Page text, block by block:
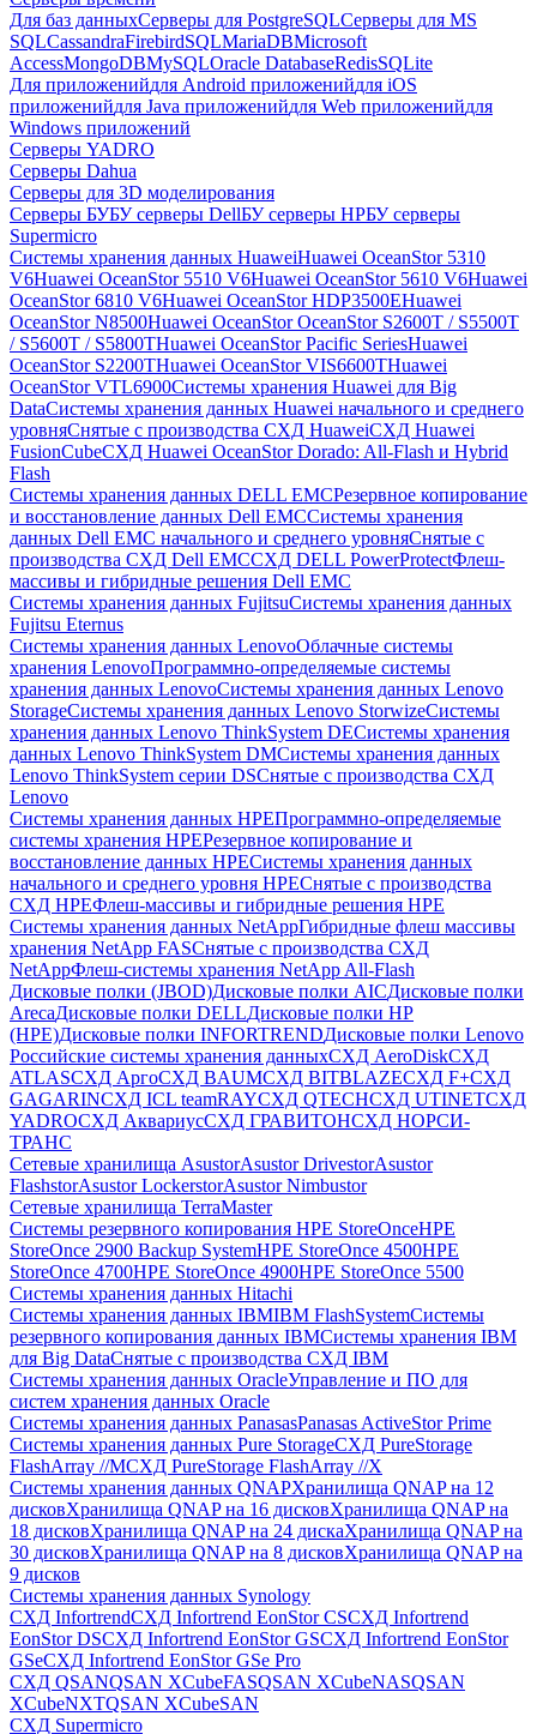
Для баз данныхСерверы для PostgreSQLСерверы для MS
SQLCassandraFirebirdSQLMariaDBMicrosoft
AccessMongoDBMySQLOracle DatabaseRedisSQLite
Для приложенийдля Android приложенийдля iOS
приложенийдля Java приложенийдля Web приложенийдля
Windows приложений
Серверы YADRO
Серверы Dahua
Серверы для 3D моделирования
Серверы БУБУ серверы DellБУ серверы HPБУ серверы
Supermicro
Системы хранения данных HuaweiHuawei OceanStor 5310
V6Huawei OceanStor 5510 V6Huawei OceanStor 5610 V6Huawei
OceanStor 6810 V6Huawei OceanStor HDP3500EHuawei
OceanStor N8500Huawei OceanStor OceanStor S2600T / S5500T
/ S5600T / S5800THuawei OceanStor Pacific SeriesHuawei
OceanStor S2200THuawei OceanStor VIS6600THuawei
OceanStor VTL6900Системы хранения Huawei для Big
DataСистемы хранения данных Huawei начального и среднего
уровняСнятые с производства СХД HuaweiСХД Huawei
FusionCubeСХД Huawei OceanStor Dorado: All-Flash и Hybrid
Flash
Системы хранения данных DELL EMCРезервное копирование
и восстановление данных Dell EMCСистемы хранения
данных Dell EMC начального и среднего уровняСнятые с
производства СХД Dell EMCСХД DELL PowerProtectФлеш-
массивы и гибридные решения Dell EMC
Системы хранения данных FujitsuСистемы хранения данных
Fujitsu Eternus
Системы хранения данных LenovoОблачные системы
хранения LenovoПрограммно-определяемые системы
хранения данных LenovoСистемы хранения данных Lenovo
StorageСистемы хранения данных Lenovo StorwizeСистемы
хранения данных Lenovo ThinkSystem DEСистемы хранения
данных Lenovo ThinkSystem DMСистемы хранения данных
Lenovo ThinkSystem серии DSСнятые с производства СХД
Lenovo
Системы хранения данных HPEПрограммно-определяемые
системы хранения HPEРезервное копирование и
восстановление данных HPEСистемы хранения данных
начального и среднего уровня HPEСнятые с производства
СХД HPEФлеш-массивы и гибридные решения HPE
Cистемы хранения данных NetAppГибридные флеш массивы
хранения NetApp FASСнятые с производства СХД
NetAppФлеш-системы хранения NetApp All-Flash
Дисковые полки (JBOD)Дисковые полки AICДисковые полки
ArecaДисковые полки DELLДисковые полки HP
(HPE)Дисковые полки INFORTRENDДисковые полки Lenovo
Российские системы хранения данныхСХД AeroDiskСХД
ATLASСХД AргоСХД BAUMСХД BITBLAZEСХД F+СХД
GAGARINСХД ICL teamRAYСХД QTECHСХД UTINETСХД
YADROСХД АквариусСХД ГРАВИТОНСХД НОРСИ-
ТРАНС
Сетевые хранилища AsustorAsustor DrivestorAsustor
FlashstorAsustor LockerstorAsustor Nimbustor
Сетевые хранилища TerraMaster
Системы резервного копирования HPE StoreOnceHPE
StoreOnce 2900 Backup SystemHPE StoreOnce 4500HPE
StoreOnce 4700HPE StoreOnce 4900HPE StoreOnce 5500
Системы хранения данных Hitachi
Системы хранения данных IBMIBM FlashSystemСистемы
резервного копирования данных IBMСистемы хранения IBM
для Big DataСнятые с производства СХД IBM
Системы хранения данных OracleУправление и ПО для
систем хранения данных Oracle
Системы хранения данных PanasasPanasas ActiveStor Prime
Системы хранения данных Pure StorageСХД PureStorage
FlashArray //MСХД PureStorage FlashArray //X
Системы хранения данных QNAPХранилища QNAP на 12
дисковХранилища QNAP на 16 дисковХранилища QNAP на
18 дисковХранилища QNAP на 24 дискаХранилища QNAP на
30 дисковХранилища QNAP на 8 дисковХранилища QNAP на
9 дисков
Системы хранения данных Synology
СХД InfortrendСХД Infortrend EonStor CSСХД Infortrend
EonStor DSСХД Infortrend EonStor GSСХД Infortrend EonStor
GSeСХД Infortrend EonStor GSe Pro
СХД QSANQSAN XCubeFASQSAN XCubeNASQSAN
XCubeNXTQSAN XCubeSAN
СХД Supermicro